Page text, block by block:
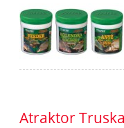
Atraktor